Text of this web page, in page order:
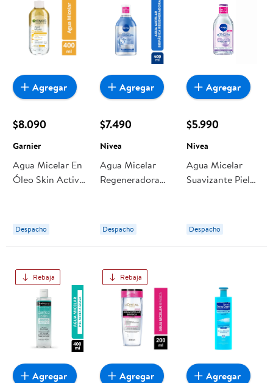
$8.090
Garnier
Agua Micelar En
Óleo Skin Active
Despacho
Agregar
$7.490
Nivea
Agua Micelar
Regeneradora
Despacho
Agregar
$5.990
Nivea
Agua Micelar
Suavizante Piel
Despacho
Agregar
Rebaja
Agregar
Rebaja
Agregar Agregar